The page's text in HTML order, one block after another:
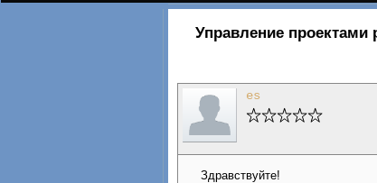
Управление проектами
es
Здравствуйте!